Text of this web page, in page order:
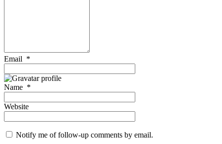
Email *
Name *
Website
Notify me of follow-up comments by email.